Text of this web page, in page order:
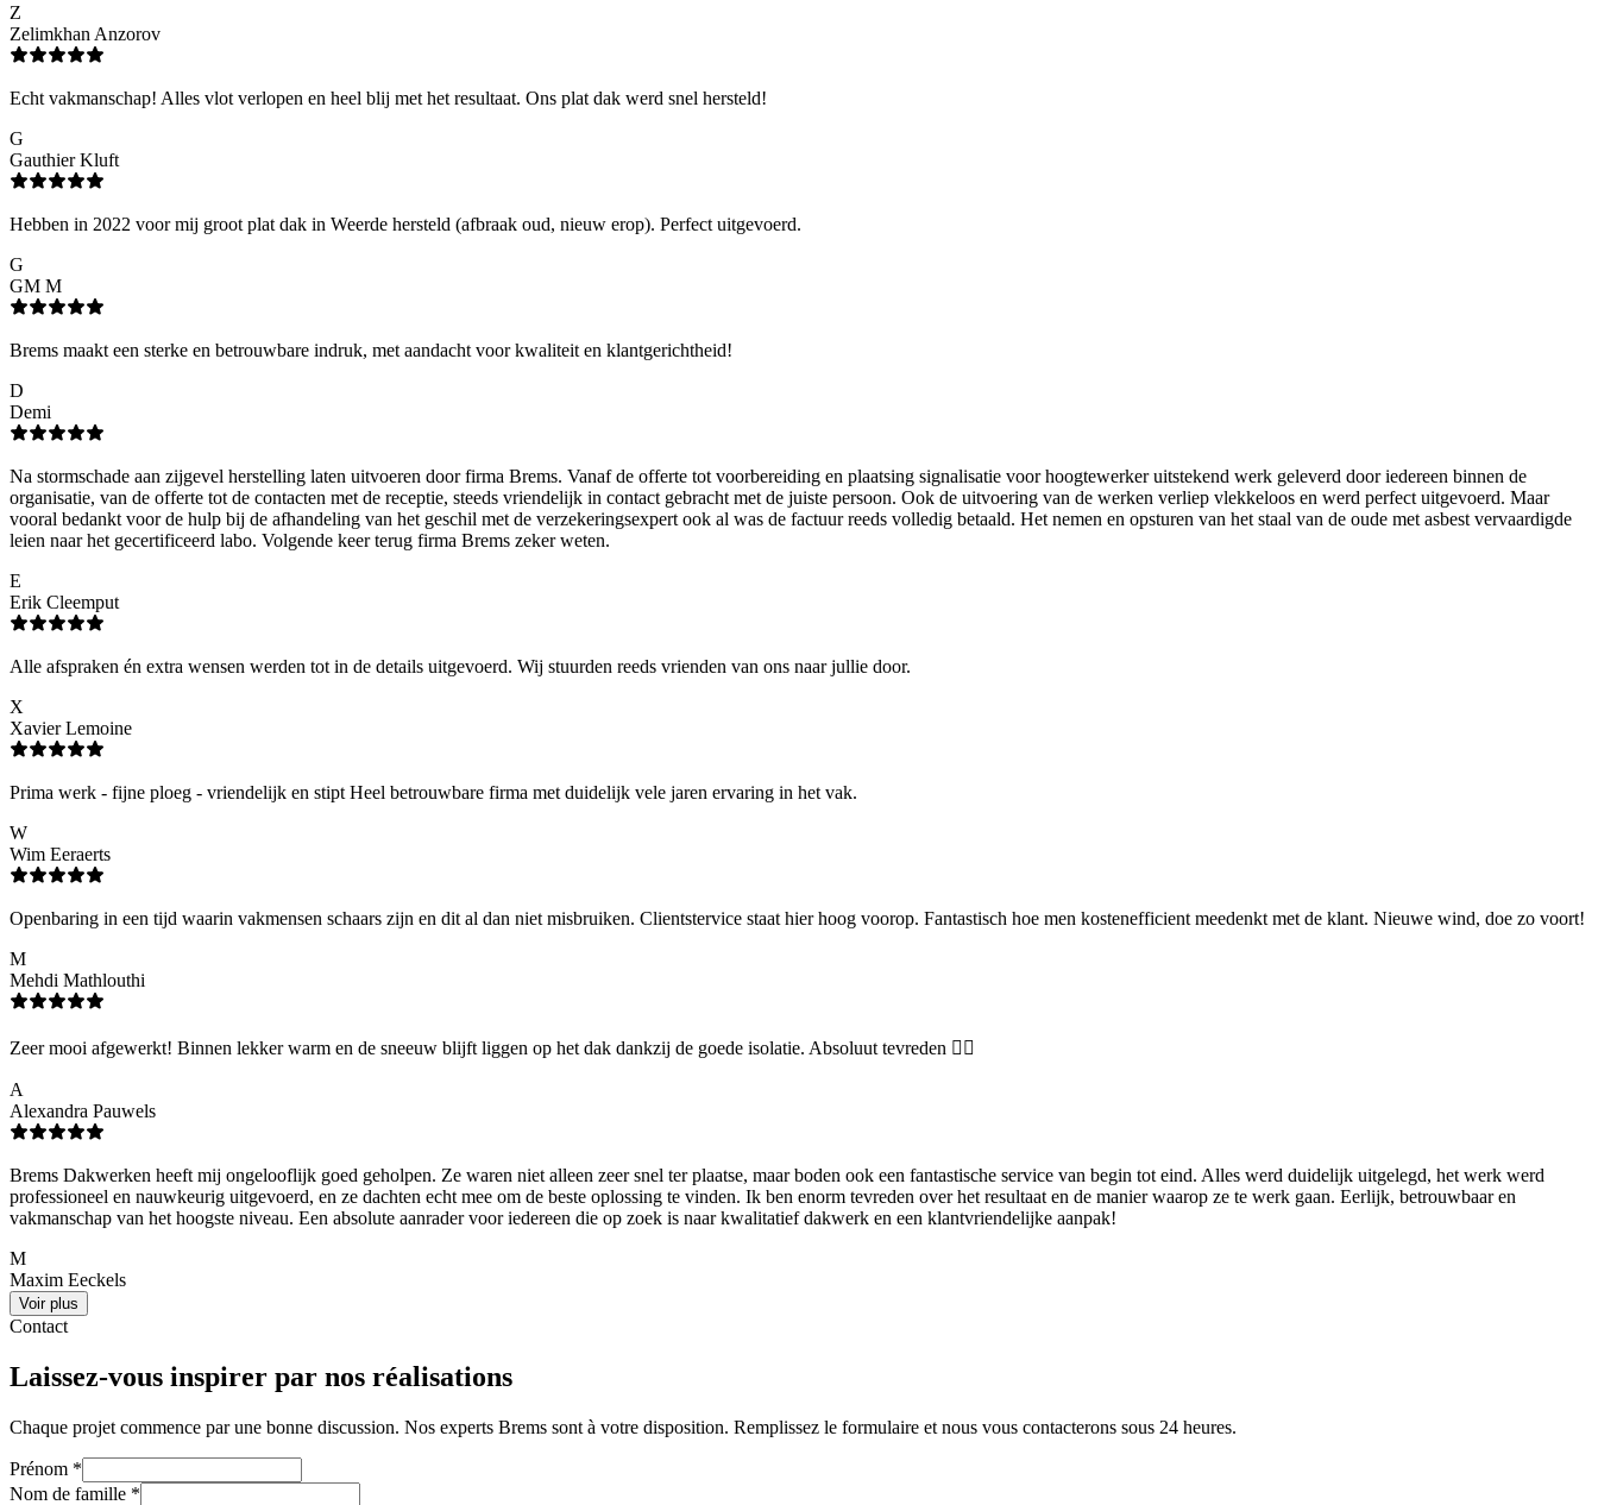
Z
Zelimkhan Anzorov
Echt vakmanschap! Alles vlot verlopen en heel blij met het resultaat. Ons plat dak werd snel hersteld!
G
Gauthier Kluft
Hebben in 2022 voor mij groot plat dak in Weerde hersteld (afbraak oud, nieuw erop). Perfect uitgevoerd.
G
GM M
Brems maakt een sterke en betrouwbare indruk, met aandacht voor kwaliteit en klantgerichtheid!
D
Demi
Na stormschade aan zijgevel herstelling laten uitvoeren door firma Brems. Vanaf de offerte tot voorbereiding en plaatsing signalisatie voor hoogtewerker uitstekend werk geleverd door iedereen binnen de
organisatie, van de offerte tot de contacten met de receptie, steeds vriendelijk in contact gebracht met de juiste persoon. Ook de uitvoering van de werken verliep vlekkeloos en werd perfect uitgevoerd. Maar
vooral bedankt voor de hulp bij de afhandeling van het geschil met de verzekeringsexpert ook al was de factuur reeds volledig betaald. Het nemen en opsturen van het staal van de oude met asbest vervaardigde
leien naar het gecertificeerd labo. Volgende keer terug firma Brems zeker weten.
E
Erik Cleemput
Alle afspraken én extra wensen werden tot in de details uitgevoerd. Wij stuurden reeds vrienden van ons naar jullie door.
X
Xavier Lemoine
Prima werk - fijne ploeg - vriendelijk en stipt Heel betrouwbare firma met duidelijk vele jaren ervaring in het vak.
W
Wim Eeraerts
Openbaring in een tijd waarin vakmensen schaars zijn en dit al dan niet misbruiken. Clientstervice staat hier hoog voorop. Fantastisch hoe men kostenefficient meedenkt met de klant. Nieuwe wind, doe zo voort!
M
Mehdi Mathlouthi
Zeer mooi afgewerkt! Binnen lekker warm en de sneeuw blijft liggen op het dak dankzij de goede isolatie. Absoluut tevreden 👌🏻
A
Alexandra Pauwels
Brems Dakwerken heeft mij ongelooflijk goed geholpen. Ze waren niet alleen zeer snel ter plaatse, maar boden ook een fantastische service van begin tot eind. Alles werd duidelijk uitgelegd, het werk werd
professioneel en nauwkeurig uitgevoerd, en ze dachten echt mee om de beste oplossing te vinden. Ik ben enorm tevreden over het resultaat en de manier waarop ze te werk gaan. Eerlijk, betrouwbaar en
vakmanschap van het hoogste niveau. Een absolute aanrader voor iedereen die op zoek is naar kwalitatief dakwerk en een klantvriendelijke aanpak!
M
Maxim Eeckels
Voir plus
Contact
Laissez-vous inspirer par nos réalisations
Chaque projet commence par une bonne discussion. Nos experts Brems sont à votre disposition. Remplissez le formulaire et nous vous contacterons sous 24 heures.
Prénom *
Nom de famille *